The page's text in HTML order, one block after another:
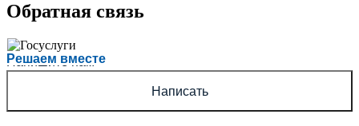
Обратная связь
Решаем вместе
Есть вопрос?
Напишите нам
Написать